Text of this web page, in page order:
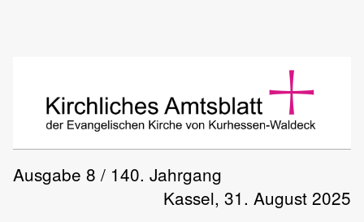
Ausgabe 8 / 140. Jahrgang
Kassel, 31. August 2025